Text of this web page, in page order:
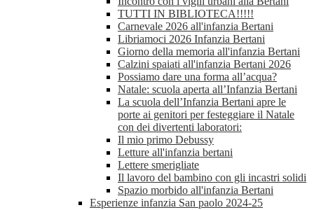
TUTTI IN BIBLIOTECA!!!!!
Carnevale 2026 all'infanzia Bertani
Libriamoci 2026 Infanzia Bertani
Giorno della memoria all'infanzia Bertani
Calzini spaiati all'infanzia Bertani 2026
Possiamo dare una forma all’acqua?
Natale: scuola aperta all’Infanzia Bertani
La scuola dell’Infanzia Bertani apre le
porte ai genitori per festeggiare il Natale
con dei divertenti laboratori:
Il mio primo Debussy
Letture all'infanzia bertani
Lettere smerigliate
Il lavoro del bambino con gli incastri solidi
Spazio morbido all'infanzia Bertani
Esperienze infanzia San paolo 2024-25